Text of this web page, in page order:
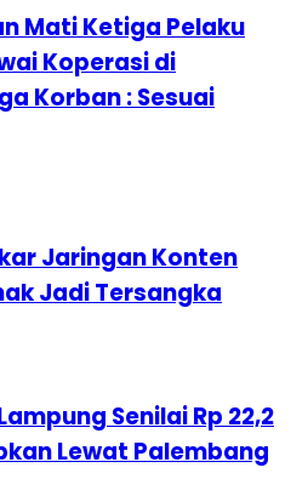
Mati Ketiga Pelaku
Koperasi di
Korban : Sesuai
Jaringan Konten
Jadi Tersangka
Senilai Rp 22,2
Lewat Palembang